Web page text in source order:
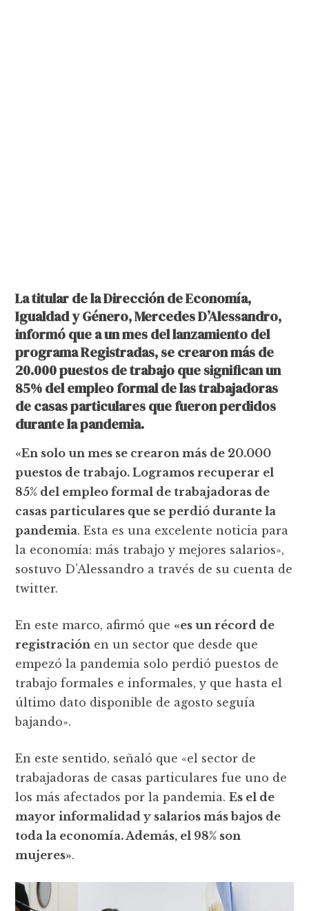
La titular de la Dirección de Economía,
Igualdad y Género, Mercedes D’Alessandro,
informó que a un mes del lanzamiento del
programa Registradas, se crearon más de
20.000 puestos de trabajo que significan un
85% del empleo formal de las trabajadoras
de casas particulares que fueron perdidos
durante la pandemia.
«En solo un mes se crearon más de 20.000
puestos de trabajo. Logramos recuperar el
85% del empleo formal de trabajadoras de
casas particulares que se perdió durante la
pandemia. Esta es una excelente noticia para
la economía: más trabajo y mejores salarios»,
sostuvo D’Alessandro a través de su cuenta de
twitter.
En este marco, afirmó que «es un récord de
registración en un sector que desde que
empezó la pandemia solo perdió puestos de
trabajo formales e informales, y que hasta el
último dato disponible de agosto seguía
bajando».
En este sentido, señaló que «el sector de
trabajadoras de casas particulares fue uno de
los más afectados por la pandemia.Es el de
mayor informalidad y salarios más bajos de
toda la economía. Además, el 98% son
mujeres».